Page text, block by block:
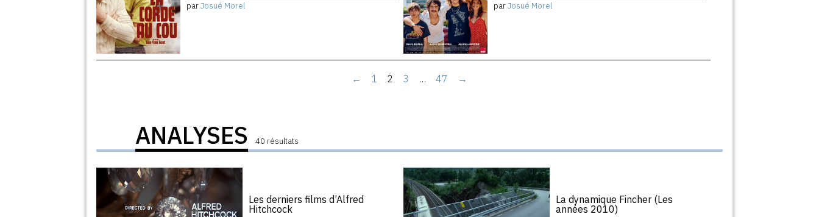
parJosué Morel parJosué Morel
← 1 2 3 … 47 →
ANALYSES 40 résultats
Les derniers films d’Alfred
Hitchcock
La dynamique Fincher (Les
années 2010)